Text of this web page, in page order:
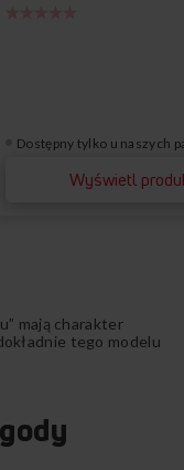
Dostępny tylko u naszych
Wyświetl
mają charakter
tego modelu